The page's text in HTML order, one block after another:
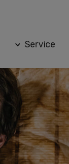
Service